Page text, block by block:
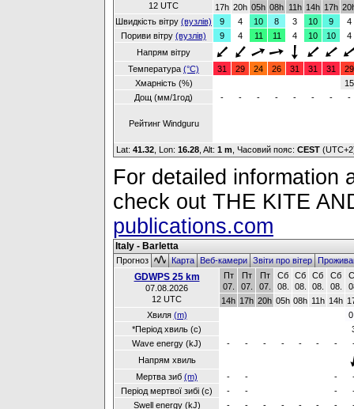
12 UTC
17h 20h 05h 08h 11h 14h 17h
Швидкість вітру (вузлів) 9 4 10 8 3 10 9
4
Пориви вітру (вузлів) 9 4 11 11 4 10 10
4
Напрям вітру
Температура (°C) 31 29 24 26 31 31 31
29
Хмарність (%)
15
Дощ (мм/1год)
- - - - - - - -
Рейтинг Windguru
Lat: 41.32 , Lon: 16.28 Alt: 1 m , Часовий пояс: CEST
For detailed information
check out THE KITE
publications.com
Italy - Barletta
Прогноз КартаВеб-камериЗвіти про вітер
GDWPS 25 km
07.08.2026
12 UTC
Пт
07.
Пт
07.
Пт
07.
Сб
08.
Сб
08.
Сб
08.
Сб
08.
14h 17h 20h 05h 08h 11h 14h
Хвиля (m)
*Період хвиль (с)
Wave energy (kJ)
- - - - - - -
Напрям хвиль
Мертва зиб (m) - - -
Період мертвої зибі (с)
- - -
Swell energy (kJ)
- - - - - - -